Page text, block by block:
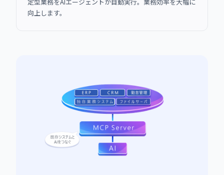
向上します。